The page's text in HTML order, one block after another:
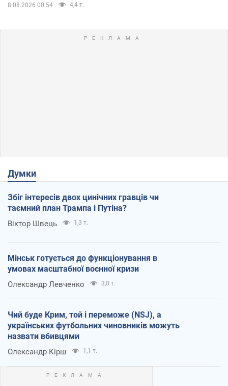
8.08.2026 00:54 4,4 т.
Думки
Збіг інтересів двох цинічних гравців чи
таємний план Трампа і Путіна?
Віктор Швець 1,3 т.
Мінськ готується до функціонування в
умовах масштабної воєнної кризи
Олександр Левченко 3,0 т.
Чий буде Крим, той і переможе (NSJ), а
українських футбольних чиновників можуть
назвати вбивцями
Олександр Кірш 1,1 т.